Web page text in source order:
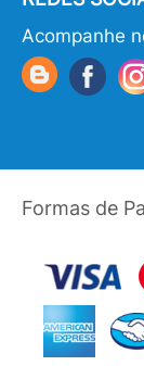
Acompanhe
Formas de